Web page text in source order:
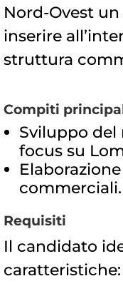
Nord-Ovest un
inserire
struttura
Compiti
Sviluppo
focus su
commerciali.
Requisiti
Il candidato
caratteristiche: